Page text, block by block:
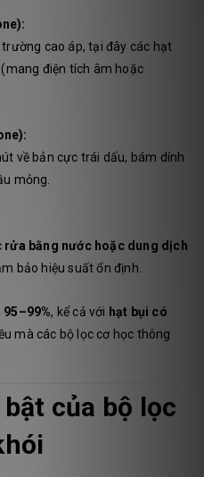
cao áp, tại đây các hạt
(mang điện tích âm hoặc
về bản cực trái dấu, bám dính
mỏng.
rửa bằng nước hoặc dung dịch
bảo hiệu suất ổn định.
, kể cả với hạt bụi có
mà các bộ lọc cơ học thông
của bộ lọc